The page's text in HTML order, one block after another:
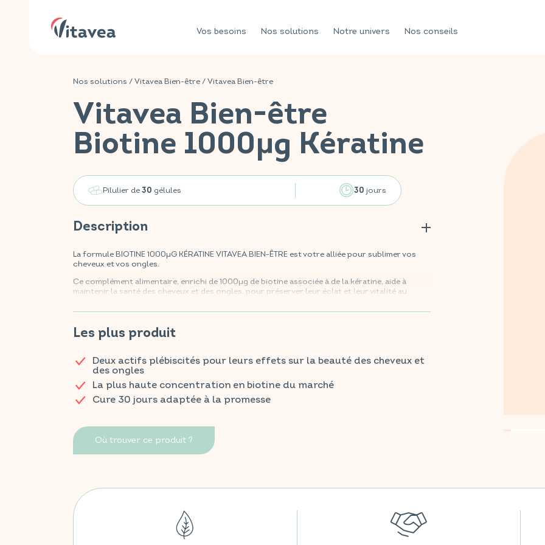
Vos besoins Nos solutions Notre univers Nos conseils
Nos solutions /Vitavea Bien-être/Vitavea Bien-être
Vitavea Bien-être
Biotine 1000µg Kératine
Pilulier de 30 gélules 30 jours
Description
La formule BIOTINE 1000µG KÉRATINE VITAVEA BIEN-ÊTRE est votre alliée pour sublimer vos
cheveux et vos ongles.
Ce complément alimentaire, enrichi de 1000µg de biotine associée à de la kératine, aide à
maintenir la santé des cheveux et des ongles, pour préserver leur éclat et leur vitalité au
Les plus produit
Deux actifs plébiscités pour leurs effets sur la beauté des cheveux et
des ongles
La plus haute concentration en biotine du marché
Cure 30 jours adaptée à la promesse
Où trouver ce produit ?